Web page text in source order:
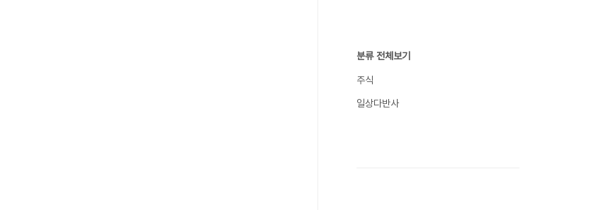
분류 전체보기
주식
일상다반사